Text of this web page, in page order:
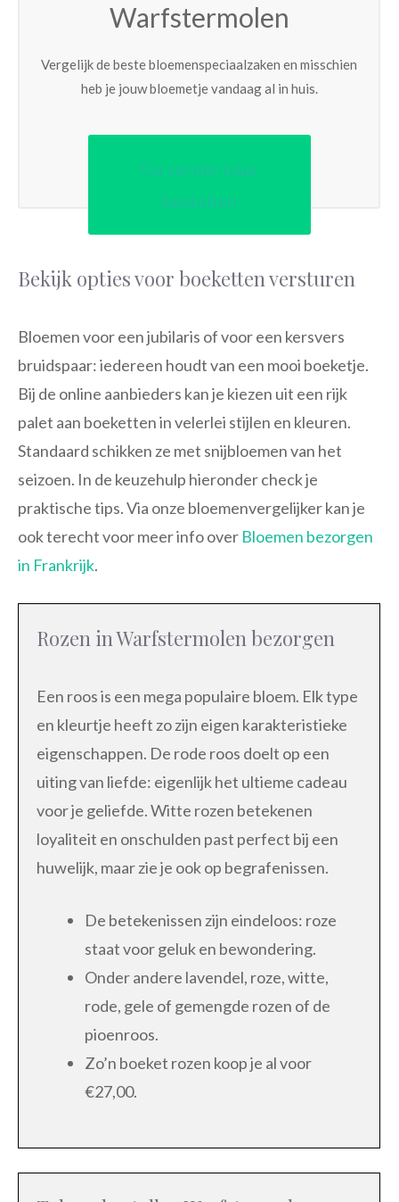
Warfstermolen
Vergelijk de beste bloemenspeciaalzaken en misschien
heb je jouw bloemetje vandaag al in huis.
Ga verder naar
bestellen
Bekijk opties voor boeketten versturen
Bloemen voor een jubilaris of voor een kersvers
bruidspaar: iedereen houdt van een mooi boeketje.
Bij de online aanbieders kan je kiezen uit een rijk
palet aan boeketten in velerlei stijlen en kleuren.
Standaard schikken ze met snijbloemen van het
seizoen. In de keuzehulp hieronder check je
praktische tips. Via onze bloemenvergelijker kan je
ook terecht voor meer info over Bloemen bezorgen
in Frankrijk.
Rozen in Warfstermolen bezorgen
Een roos is een mega populaire bloem. Elk type
en kleurtje heeft zo zijn eigen karakteristieke
eigenschappen. De rode roos doelt op een
uiting van liefde: eigenlijk het ultieme cadeau
voor je geliefde. Witte rozen betekenen
loyaliteit en onschulden past perfect bij een
huwelijk, maar zie je ook op begrafenissen.
De betekenissen zijn eindeloos: roze
staat voor geluk en bewondering.
Onder andere lavendel, roze, witte,
rode, gele of gemengde rozen of de
pioenroos.
Zo’n boeket rozen koop je al voor
€27,00.